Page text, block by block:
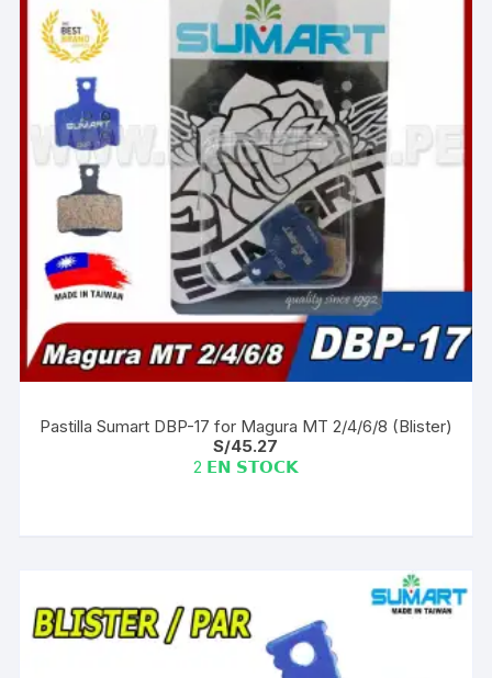
Pastilla Sumart DBP-17 for Magura MT 2/4/6/8 (Blister)
S/45.27
2 𝗘𝗡 𝗦𝗧𝗢𝗖𝗞